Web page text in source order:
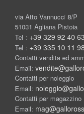
via Atto Vannucci 8/P
51031 Agliana Pistoia
Tel : +39 329 92 40
Tel : +39 335 10 11
Contatti vendita ed
Email:
Contatti per noleggio
Email:
Contatti per magazzino
Email: